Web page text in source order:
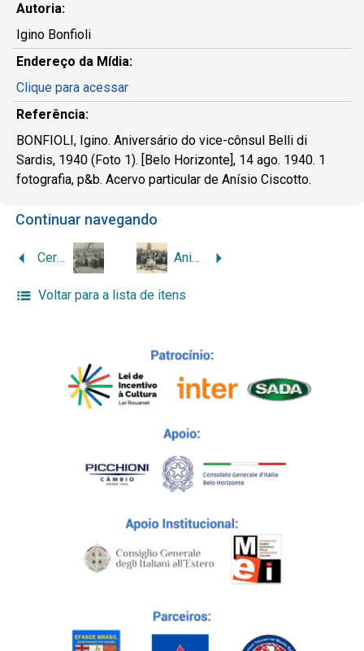
Autoria:
Igino Bonfioli
Endereço da Mídia:
Clique para acessar
Referência:
BONFIOLI, Igino. Aniversário do vice-cônsul Belli di
Sardis, 1940 (Foto 1). [Belo Horizonte], 14 ago. 1940. 1
fotografia, p&b. Acervo particular de Anísio Ciscotto.
Continuar navegando
Cerimônia de lançamento da pedra fundamental do Colégio Marconi Aniversário do vice-cônsul Belli di Sardis, 1940 (Foto 2)
Voltar para a lista de itens